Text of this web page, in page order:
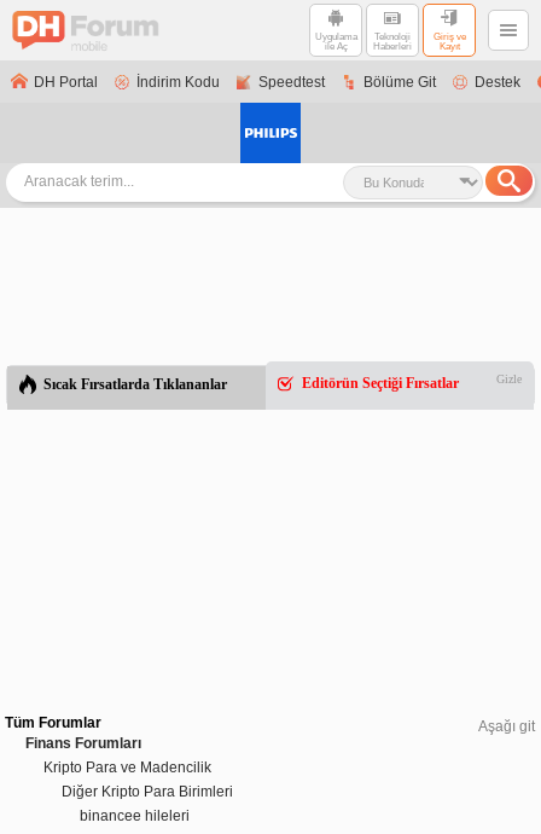
Uygulama
ile Aç
Teknoloji
Haberleri
Giriş ve
Kayıt
DH Portal İndirim Kodu Speedtest Bölüme Git Destek
Sıcak Fırsatlarda Tıklananlar Editörün Seçtiği Fırsatlar Gizle
Aşağı git
Tüm Forumlar
Finans Forumları
Kripto Para ve Madencilik
Diğer Kripto Para Birimleri
binancee hileleri